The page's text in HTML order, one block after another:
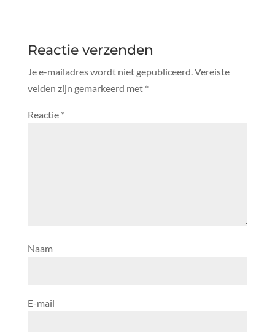
Reactie verzenden
Je e-mailadres wordt niet gepubliceerd. Vereiste
velden zijn gemarkeerd met *
Reactie *
Naam
E-mail